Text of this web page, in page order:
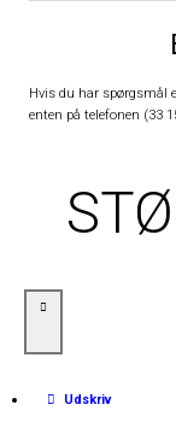
Hvis du har spørgsmål
enten på telefonen (33
Udskriv